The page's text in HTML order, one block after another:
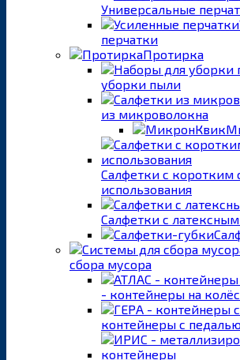
Универсальные
перчатки
Протирка
уборки пыли
из микроволокна
Салфетки с коротким
использования
Салфетки с
сбора мусора
- контейнеры на
контейнеры с педалью